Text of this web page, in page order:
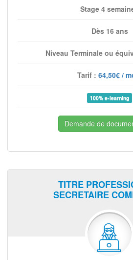
Stage 4
Dès 16 ans
Niveau Terminale ou
Tarif : 64,50€ /
100% e-learning
Demande de
TITRE
SECRETAIRE